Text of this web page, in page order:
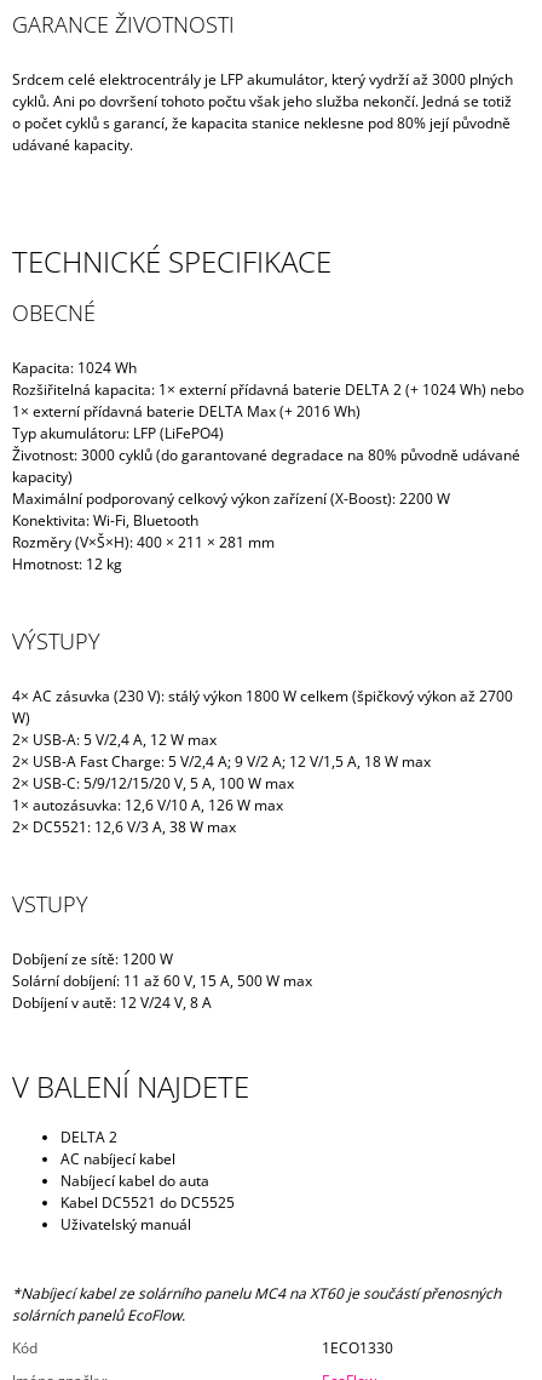
GARANCE ŽIVOTNOSTI
Srdcem celé elektrocentrály je LFP akumulátor, který vydrží až 3000 plných
cyklů. Ani po dovršení tohoto počtu však jeho služba nekončí. Jedná se totiž
o počet cyklů s garancí, že kapacita stanice neklesne pod 80% její původně
udávané kapacity.
TECHNICKÉ SPECIFIKACE
OBECNÉ
Kapacita: 1024 Wh
Rozšiřitelná kapacita: 1× externí přídavná baterie DELTA 2 (+ 1024 Wh) nebo
1× externí přídavná baterie DELTA Max (+ 2016 Wh)
Typ akumulátoru: LFP (LiFePO4)
Životnost: 3000 cyklů (do garantované degradace na 80% původně udávané
kapacity)
Maximální podporovaný celkový výkon zařízení (X-Boost): 2200 W
Konektivita: Wi-Fi, Bluetooth
Rozměry (V×Š×H): 400 × 211 × 281 mm
Hmotnost: 12 kg
VÝSTUPY
4× AC zásuvka (230 V): stálý výkon 1800 W celkem (špičkový výkon až 2700
W)
2× USB-A: 5 V/2,4 A, 12 W max
2× USB-A Fast Charge: 5 V/2,4 A; 9 V/2 A; 12 V/1,5 A, 18 W max
2× USB-C: 5/9/12/15/20 V, 5 A, 100 W max
1× autozásuvka: 12,6 V/10 A, 126 W max
2× DC5521: 12,6 V/3 A, 38 W max
VSTUPY
Dobíjení ze sítě: 1200 W
Solární dobíjení: 11 až 60 V, 15 A, 500 W max
Dobíjení v autě: 12 V/24 V, 8 A
V BALENÍ NAJDETE
DELTA 2
AC nabíjecí kabel
Nabíjecí kabel do auta
Kabel DC5521 do DC5525
Uživatelský manuál
*Nabíjecí kabel ze solárního panelu MC4 na XT60 je součástí přenosných
solárních panelů EcoFlow.
Kód
1ECO1330